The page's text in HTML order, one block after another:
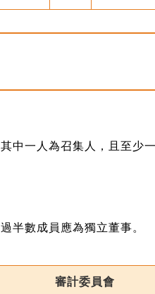
中一人為召集人，且至少
半數成員應為獨立董事。
審計委員會